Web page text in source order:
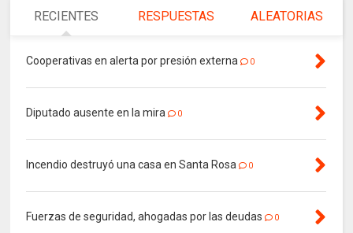
RECIENTES RESPUESTAS ALEATORIAS
Cooperativas en alerta por presión externa 0
Diputado ausente en la mira 0
Incendio destruyó una casa en Santa Rosa 0
Fuerzas de seguridad, ahogadas por las deudas 0